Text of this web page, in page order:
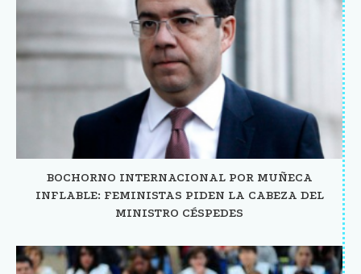
BOCHORNO INTERNACIONAL POR MUÑECA
INFLABLE: FEMINISTAS PIDEN LA CABEZA DEL
MINISTRO CÉSPEDES